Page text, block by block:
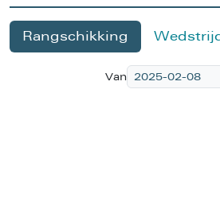
Rangschikking
Van